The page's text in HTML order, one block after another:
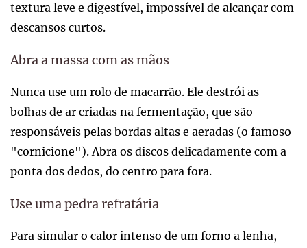
textura leve e digestível, impossível de alcançar com
descansos curtos.
Abra a massa com as mãos
Nunca use um rolo de macarrão. Ele destrói as
bolhas de ar criadas na fermentação, que são
responsáveis pelas bordas altas e aeradas (o famoso
"cornicione"). Abra os discos delicadamente com a
ponta dos dedos, do centro para fora.
Use uma pedra refratária
Para simular o calor intenso de um forno a lenha,